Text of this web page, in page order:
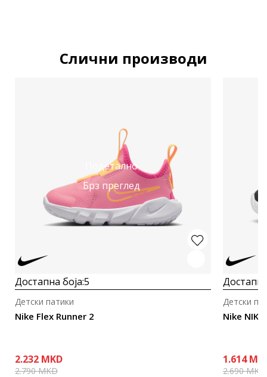
Слични производи
Подетално
Брз преглед
Достапна боја:5
Nike Flex Runner 2
Детски патики
2.232 MKD
2.790MKD
Nike NIKE
Детски
1.614
2.690MKD